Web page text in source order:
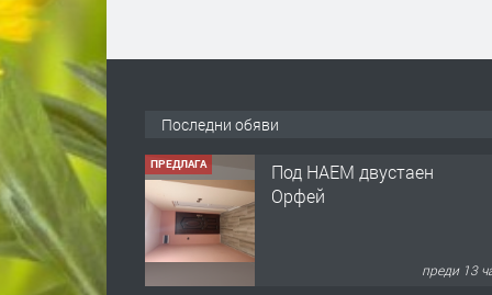
Последни обяви
ПРЕДЛАГА
Нов апартамент на ул.
Липа до Езикова
преди 13